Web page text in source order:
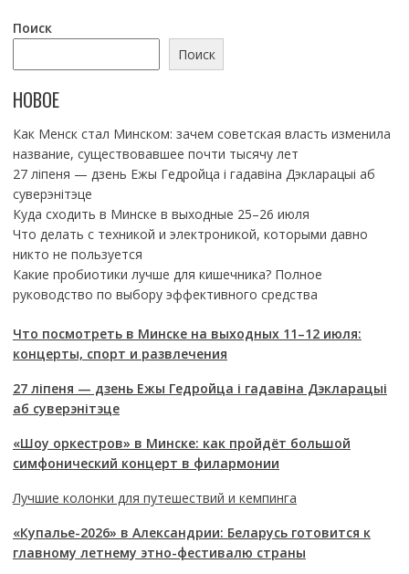
Поиск
Поиск
НОВОЕ
Как Менск стал Минском: зачем советская власть изменила
название, существовавшее почти тысячу лет
27 ліпеня — дзень Ежы Гедройца і гадавіна Дэкларацыі аб
суверэнітэце
Куда сходить в Минске в выходные 25–26 июля
Что делать с техникой и электроникой, которыми давно
никто не пользуется
Какие пробиотики лучше для кишечника? Полное
руководство по выбору эффективного средства
Что посмотреть в Минске на выходных 11–12 июля:
концерты, спорт и развлечения
27 ліпеня — дзень Ежы Гедройца і гадавіна Дэкларацыі
аб суверэнітэце
«Шоу оркестров» в Минске: как пройдёт большой
симфонический концерт в филармонии
Лучшие колонки для путешествий и кемпинга
«Купалье-2026» в Александрии: Беларусь готовится к
главному летнему этно-фестивалю страны